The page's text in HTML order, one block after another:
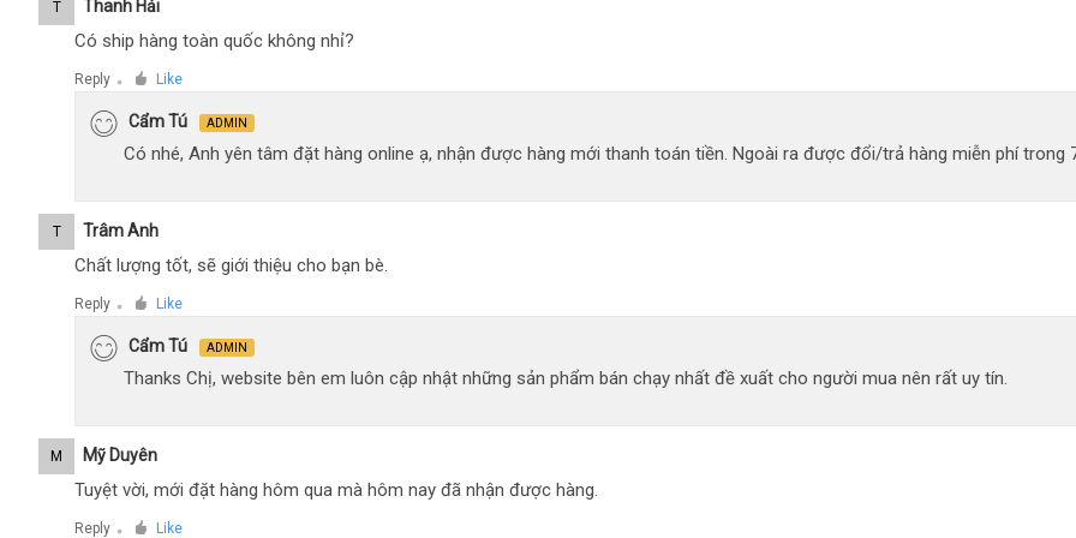
T Thanh Hải
Có ship hàng toàn quốc không nhỉ?
Reply ● Like
Cẩm Tú ADMIN
Có nhé, Anh yên tâm đặt hàng online ạ, nhận được hàng mới thanh toán tiền. Ngoài ra được đổi/trả hàng miễn phí trong
T Trâm Anh
Chất lượng tốt, sẽ giới thiệu cho bạn bè.
Reply ● Like
Cẩm Tú ADMIN
Thanks Chị, website bên em luôn cập nhật những sản phẩm bán chạy nhất đề xuất cho người mua nên rất uy tín.
M Mỹ Duyên
Tuyệt vời, mới đặt hàng hôm qua mà hôm nay đã nhận được hàng.
Reply ● Like